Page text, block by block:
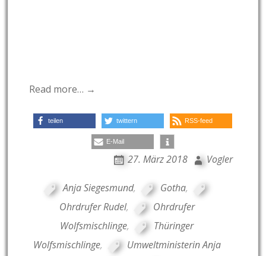
Read more… →
teilen twittern RSS-feed
E-Mail
27. März 2018 Vogler
Anja Siegesmund, Gotha,
Ohrdrufer Rudel,
Ohrdrufer
Wolfsmischlinge,
Thüringer
Wolfsmischlinge,
Umweltministerin Anja